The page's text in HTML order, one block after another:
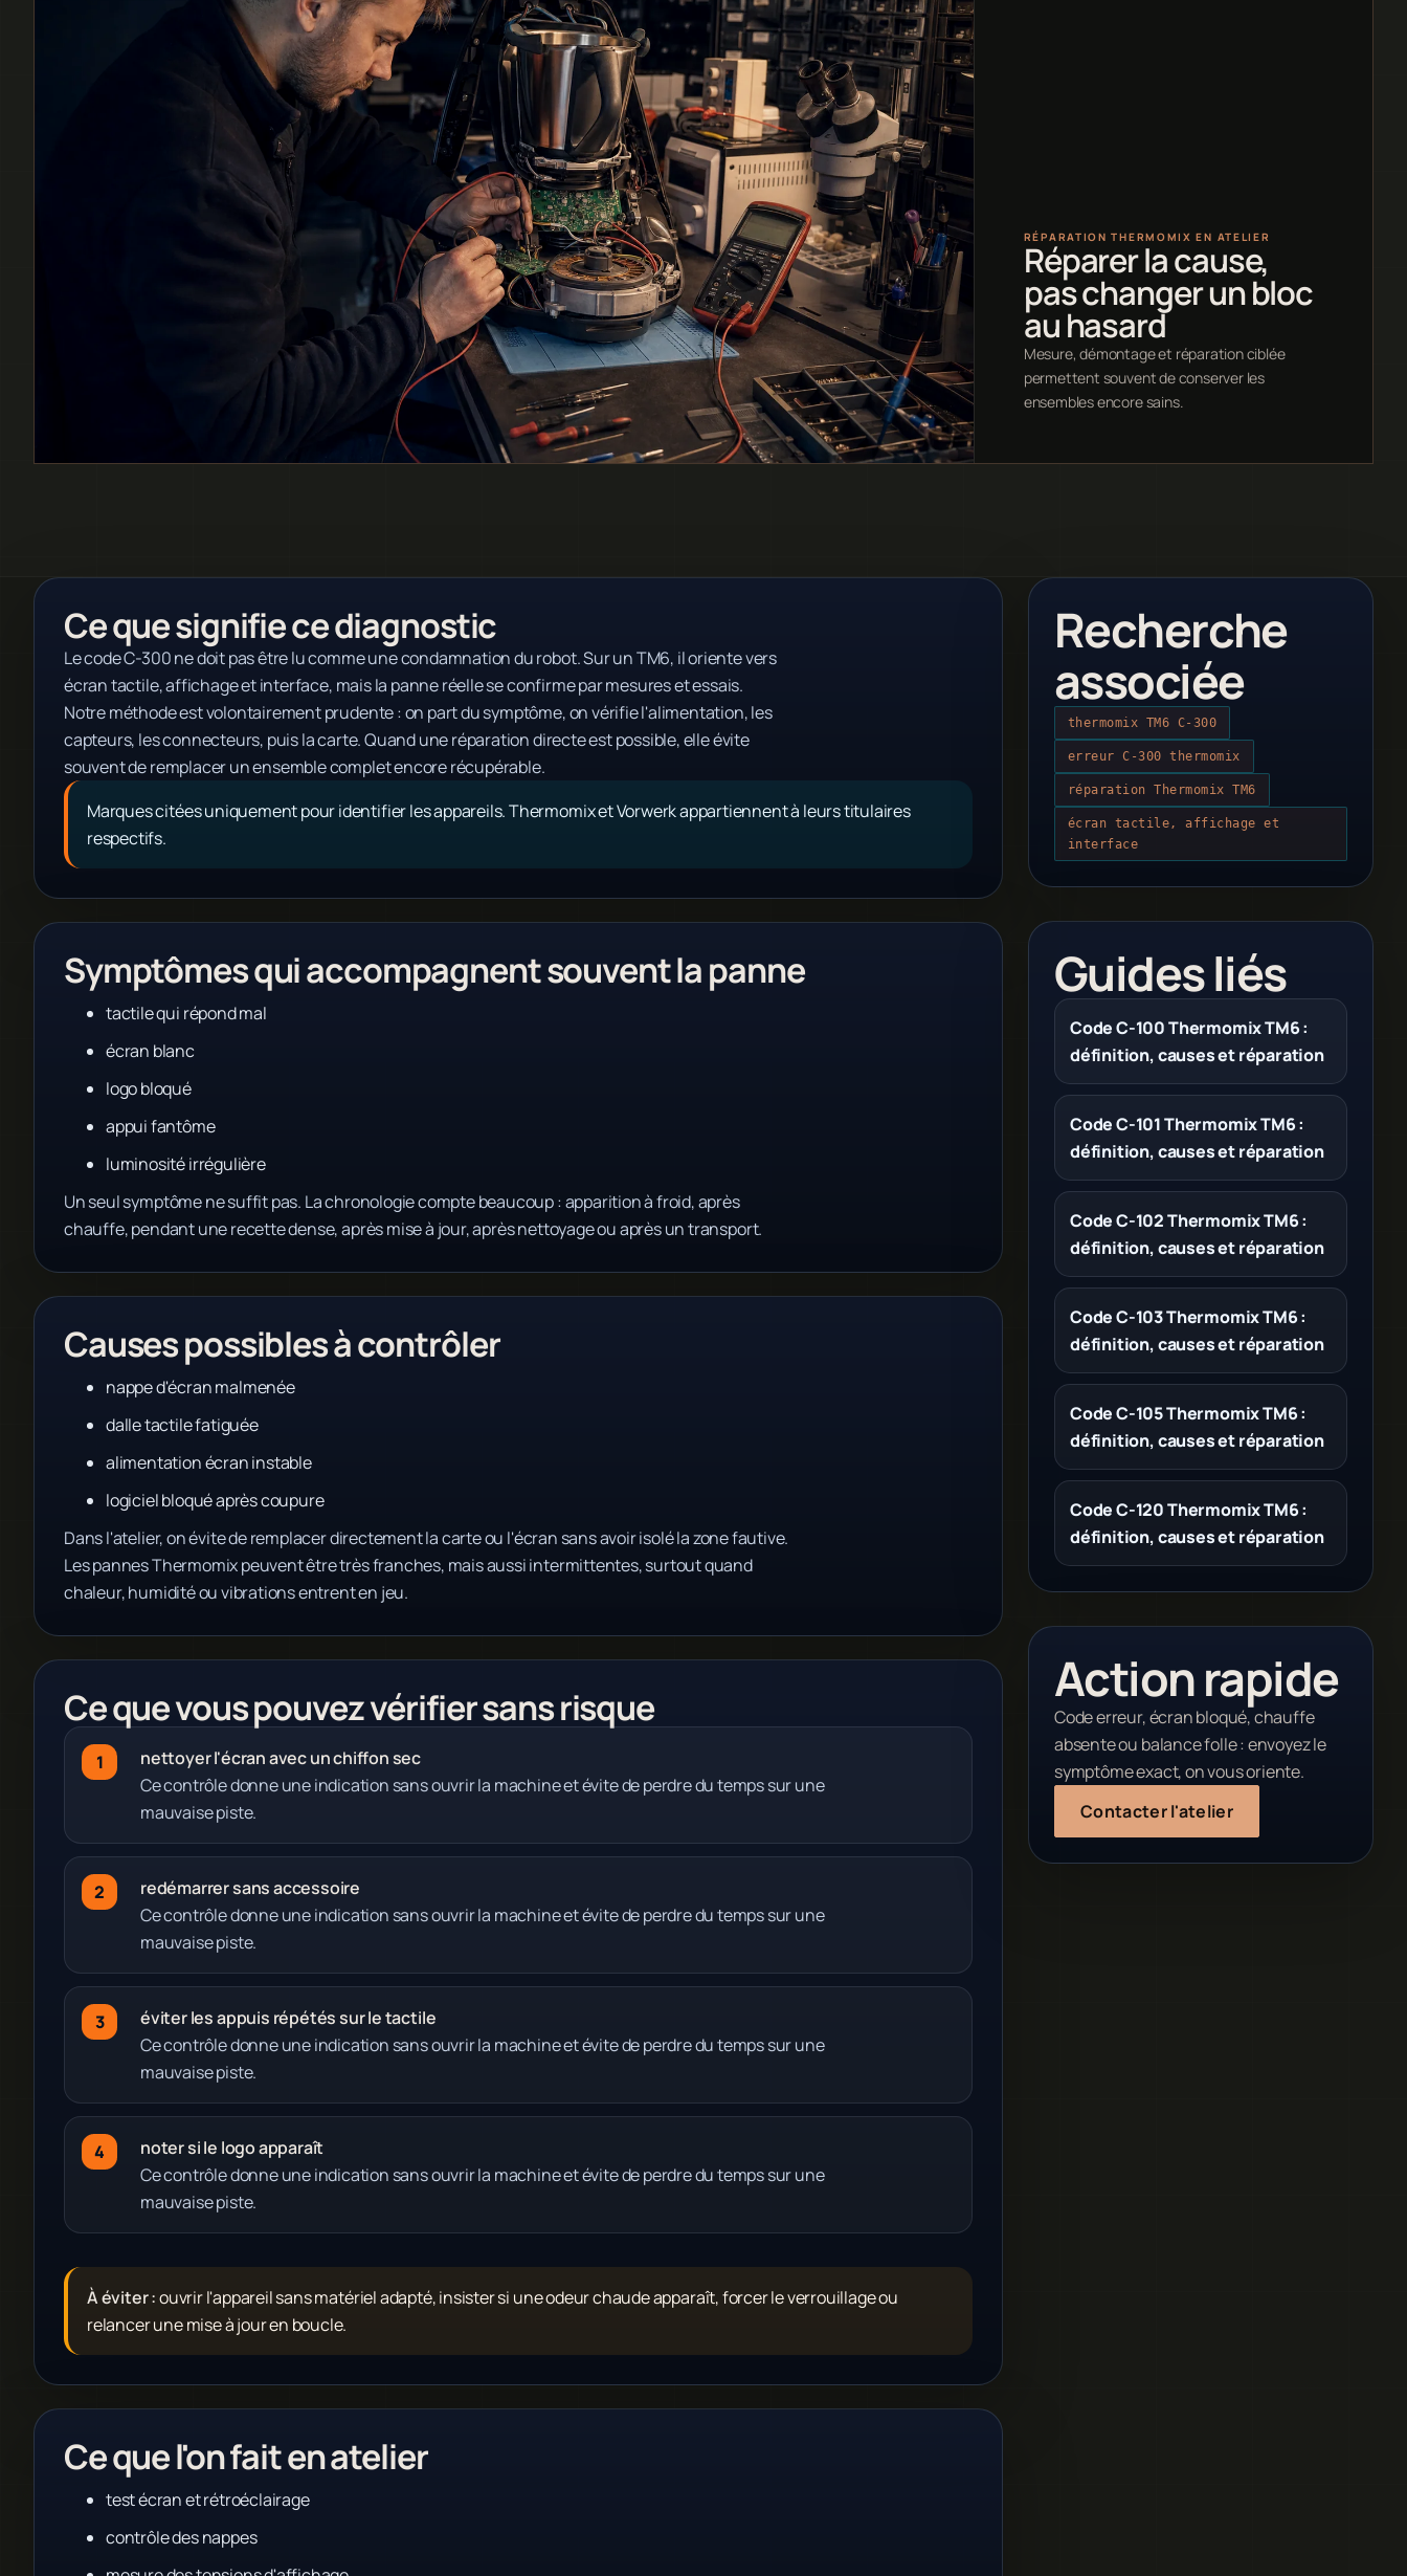
RÉPARATION THERMOMIX EN ATELIER
Réparer la cause,
pas changer un bloc
au hasard
Mesure, démontage et réparation ciblée
permettent souvent de conserver les
ensembles encore sains.
Ce que signifie ce diagnostic
Le code C-300 ne doit pas être lu comme une condamnation du robot. Sur un TM6, il oriente vers
écran tactile, affichage et interface, mais la panne réelle se confirme par mesures et essais.
Notre méthode est volontairement prudente : on part du symptôme, on vérifie l'alimentation, les
capteurs, les connecteurs, puis la carte. Quand une réparation directe est possible, elle évite
souvent de remplacer un ensemble complet encore récupérable.
Marques citées uniquement pour identifier les appareils. Thermomix et Vorwerk appartiennent à leurs titulaires
respectifs.
Symptômes qui accompagnent souvent la panne
tactile qui répond mal
écran blanc
logo bloqué
appui fantôme
luminosité irrégulière
Un seul symptôme ne suffit pas. La chronologie compte beaucoup : apparition à froid, après
chauffe, pendant une recette dense, après mise à jour, après nettoyage ou après un transport.
Causes possibles à contrôler
nappe d'écran malmenée
dalle tactile fatiguée
alimentation écran instable
logiciel bloqué après coupure
Dans l'atelier, on évite de remplacer directement la carte ou l'écran sans avoir isolé la zone fautive.
Les pannes Thermomix peuvent être très franches, mais aussi intermittentes, surtout quand
chaleur, humidité ou vibrations entrent en jeu.
Ce que vous pouvez vérifier sans risque
nettoyer l'écran avec un chiffon sec
Ce contrôle donne une indication sans ouvrir la machine et évite de perdre du temps sur une
mauvaise piste.
redémarrer sans accessoire
Ce contrôle donne une indication sans ouvrir la machine et évite de perdre du temps sur une
mauvaise piste.
éviter les appuis répétés sur le tactile
Ce contrôle donne une indication sans ouvrir la machine et évite de perdre du temps sur une
mauvaise piste.
noter si le logo apparaît
Ce contrôle donne une indication sans ouvrir la machine et évite de perdre du temps sur une
mauvaise piste.
À éviter :ouvrir l'appareil sans matériel adapté, insister si une odeur chaude apparaît, forcer le verrouillage ou
relancer une mise à jour en boucle.
Ce que l'on fait en atelier
test écran et rétroéclairage
contrôle des nappes
Recherche
associée
thermomix TM6 C-300
erreur C-300 thermomix
réparation Thermomix TM6
écran tactile, affichage et
interface
Guides liés
Code C-100 Thermomix TM6 :
définition, causes et réparation
Code C-101 Thermomix TM6 :
définition, causes et réparation
Code C-102 Thermomix TM6 :
définition, causes et réparation
Code C-103 Thermomix TM6 :
définition, causes et réparation
Code C-105 Thermomix TM6 :
définition, causes et réparation
Code C-120 Thermomix TM6 :
définition, causes et réparation
Action rapide
Code erreur, écran bloqué, chauffe
absente ou balance folle : envoyez le
symptôme exact, on vous oriente.
Contacter l'atelier